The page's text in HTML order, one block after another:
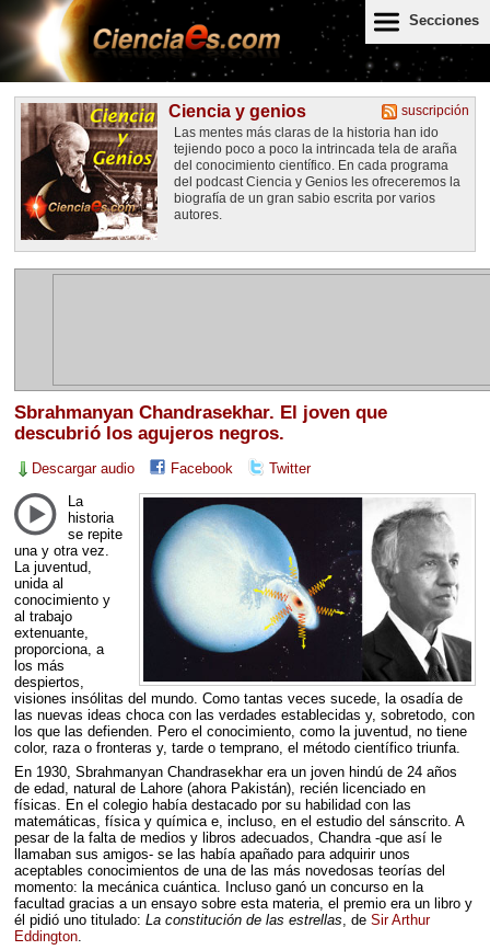
Secciones
suscripción
Ciencia y genios
Las mentes más claras de la historia han ido
tejiendo poco a poco la intrincada tela de araña
del conocimiento científico. En cada programa
del podcast Ciencia y Genios les ofreceremos la
biografía de un gran sabio escrita por varios
autores.
Sbrahmanyan Chandrasekhar. El joven que
descubrió los agujeros negros.
Descargar audio Facebook Twitter
La
historia
se repite
una y otra vez.
La juventud,
unida al
conocimiento y
al trabajo
extenuante,
proporciona, a
los más
despiertos,
visiones insólitas del mundo. Como tantas veces sucede, la osadía de
las nuevas ideas choca con las verdades establecidas y, sobretodo, con
los que las defienden. Pero el conocimiento, como la juventud, no tiene
color, raza o fronteras y, tarde o temprano, el método científico triunfa.
En 1930, Sbrahmanyan Chandrasekhar era un joven hindú de 24 años
de edad, natural de Lahore (ahora Pakistán), recién licenciado en
físicas. En el colegio había destacado por su habilidad con las
matemáticas, física y química e, incluso, en el estudio del sánscrito. A
pesar de la falta de medios y libros adecuados, Chandra -que así le
llamaban sus amigos- se las había apañado para adquirir unos
aceptables conocimientos de una de las más novedosas teorías del
momento: la mecánica cuántica. Incluso ganó un concurso en la
facultad gracias a un ensayo sobre esta materia, el premio era un libro y
él pidió uno titulado: La constitución de las estrellas , de Sir Arthur
Eddington.